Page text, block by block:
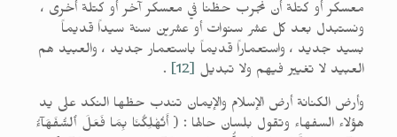
معسكر أو كتلة أن نجرب حظنا في معسكر آخر أو كتلة أخرى ،
ونستبدل بعد كل عشر سنوات أو عشرين سنة سيداً قديماً
بسيد جديد ، واستعماراً قديماً باستعمار جديد ، والعبيد هم
العبيد لا تغيير فيهم ولا تبديل [12]
.
وأرض الكنانة أرض الإسلام والإيمان تندب حظها النكد على يد
هؤلاء السفهاء وتقول بلسان حالها : ( أَتُهْلِكُنَا بِمَا فَعَلَ ٱلسُّفَهَآءُ